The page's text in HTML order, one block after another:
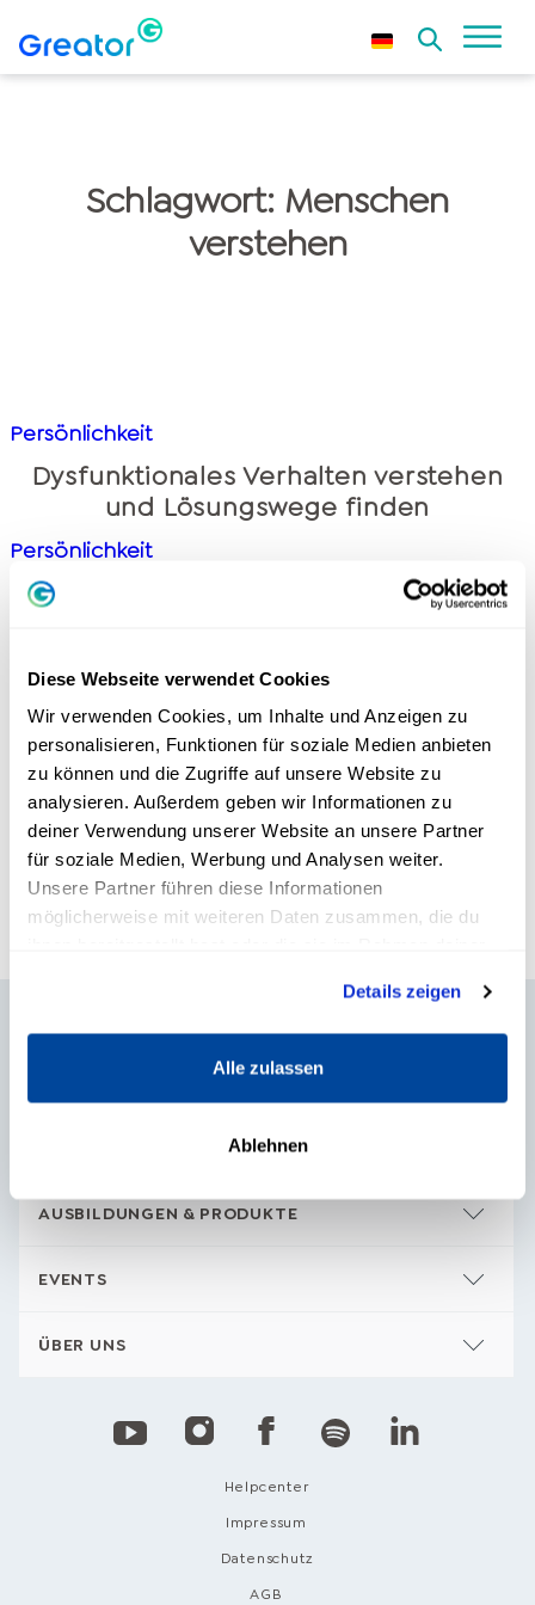
Diese Webseite verwendet Cookies
Wir verwenden Cookies, um Inhalte und Anzeigen zu
personalisieren, Funktionen für soziale Medien anbieten
zu können und die Zugriffe auf unsere Website zu
analysieren. Außerdem geben wir Informationen zu
deiner Verwendung unserer Website an unsere Partner
für soziale Medien, Werbung und Analysen weiter.
Unsere Partner führen diese Informationen
möglicherweise mit weiteren Daten zusammen, die du
Details zeigen
Alle zulassen
Ablehnen
Schlagwort: Menschen
verstehen
Persönlichkeit
Dysfunktionales Verhalten verstehen
und Lösungswege finden
Persönlichkeit
Menschen verstehen – Vertraue auf
Persönlichkeit
Menschen verstehen lernen: Was ist
Menschenkenntnis wirklich?
Persönlichkeit
Selbsterkenntnis – der erste Schritt zur
Selbstliebe
AUSBILDUNGEN & PRODUKTE
EVENTS
ÜBER UNS
Helpcenter
Impressum
Datenschutz
AGB